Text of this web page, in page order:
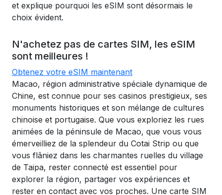
et explique pourquoi les eSIM sont désormais le
choix évident.
N'achetez pas de cartes SIM, les eSIM
sont meilleures !
Obtenez votre eSIM maintenant
Macao, région administrative spéciale dynamique de
Chine, est connue pour ses casinos prestigieux, ses
monuments historiques et son mélange de cultures
chinoise et portugaise. Que vous exploriez les rues
animées de la péninsule de Macao, que vous vous
émerveilliez de la splendeur du Cotai Strip ou que
vous flâniez dans les charmantes ruelles du village
de Taipa, rester connecté est essentiel pour
explorer la région, partager vos expériences et
rester en contact avec vos proches. Une carte SIM